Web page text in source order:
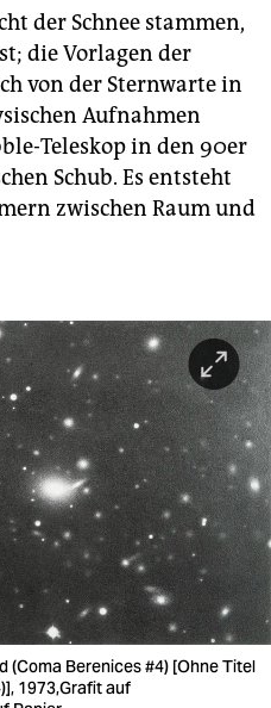
der Schnee stammen,
die Vorlagen der
von der Sternwarte in
Aufnahmen
Teleskop in den 90er
Schub. Es entsteht
zwischen Raum und
(Coma Berenices #4) [Ohne Titel
1973,Grafit auf